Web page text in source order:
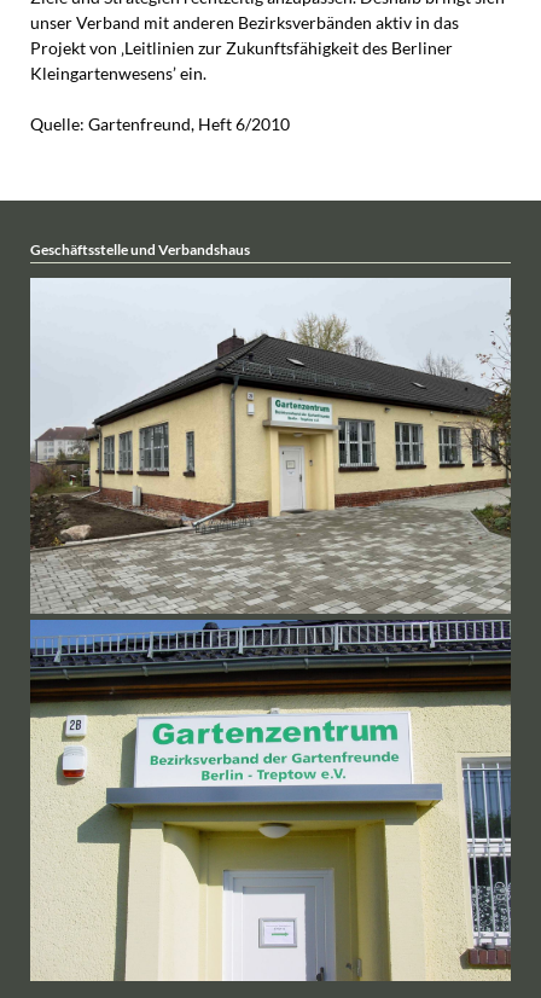
unser Verband mit anderen Bezirksverbänden aktiv in das
Projekt von ‚Leitlinien zur Zukunftsfähigkeit des Berliner
Kleingartenwesens’ ein.
Quelle: Gartenfreund, Heft 6/2010
Geschäftsstelle und Verbandshaus